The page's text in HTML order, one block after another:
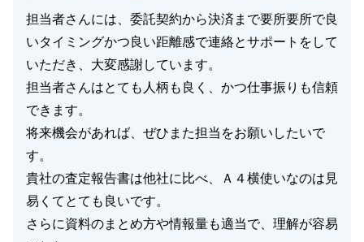
担当者さんには、委託契約から決済まで要所要所で良
いタイミングかつ良い距離感で連絡とサポートをして
いただき、大変感謝しています。
担当者さんはとても人柄も良く、かつ仕事振りも信頼
できます。
将来機会があれば、ぜひまた担当をお願いしたいで
す。
貴社の査定報告書は他社に比べ、Ａ４横使いなのは見
易くてとても良いです。
さらに資料のまとめ方や情報量も適当で、理解が容易